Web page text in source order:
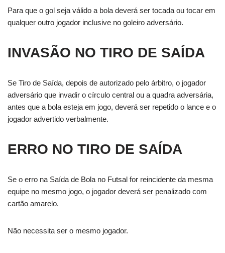
Para que o gol seja válido a bola deverá ser tocada ou tocar em
qualquer outro jogador inclusive no goleiro adversário.
INVASÃO NO TIRO DE SAÍDA
Se Tiro de Saída, depois de autorizado pelo árbitro, o jogador
adversário que invadir o círculo central ou a quadra adversária,
antes que a bola esteja em jogo, deverá ser repetido o lance e o
jogador advertido verbalmente.
ERRO NO TIRO DE SAÍDA
Se o erro na Saída de Bola no Futsal for reincidente da mesma
equipe no mesmo jogo, o jogador deverá ser penalizado com
cartão amarelo.
Não necessita ser o mesmo jogador.